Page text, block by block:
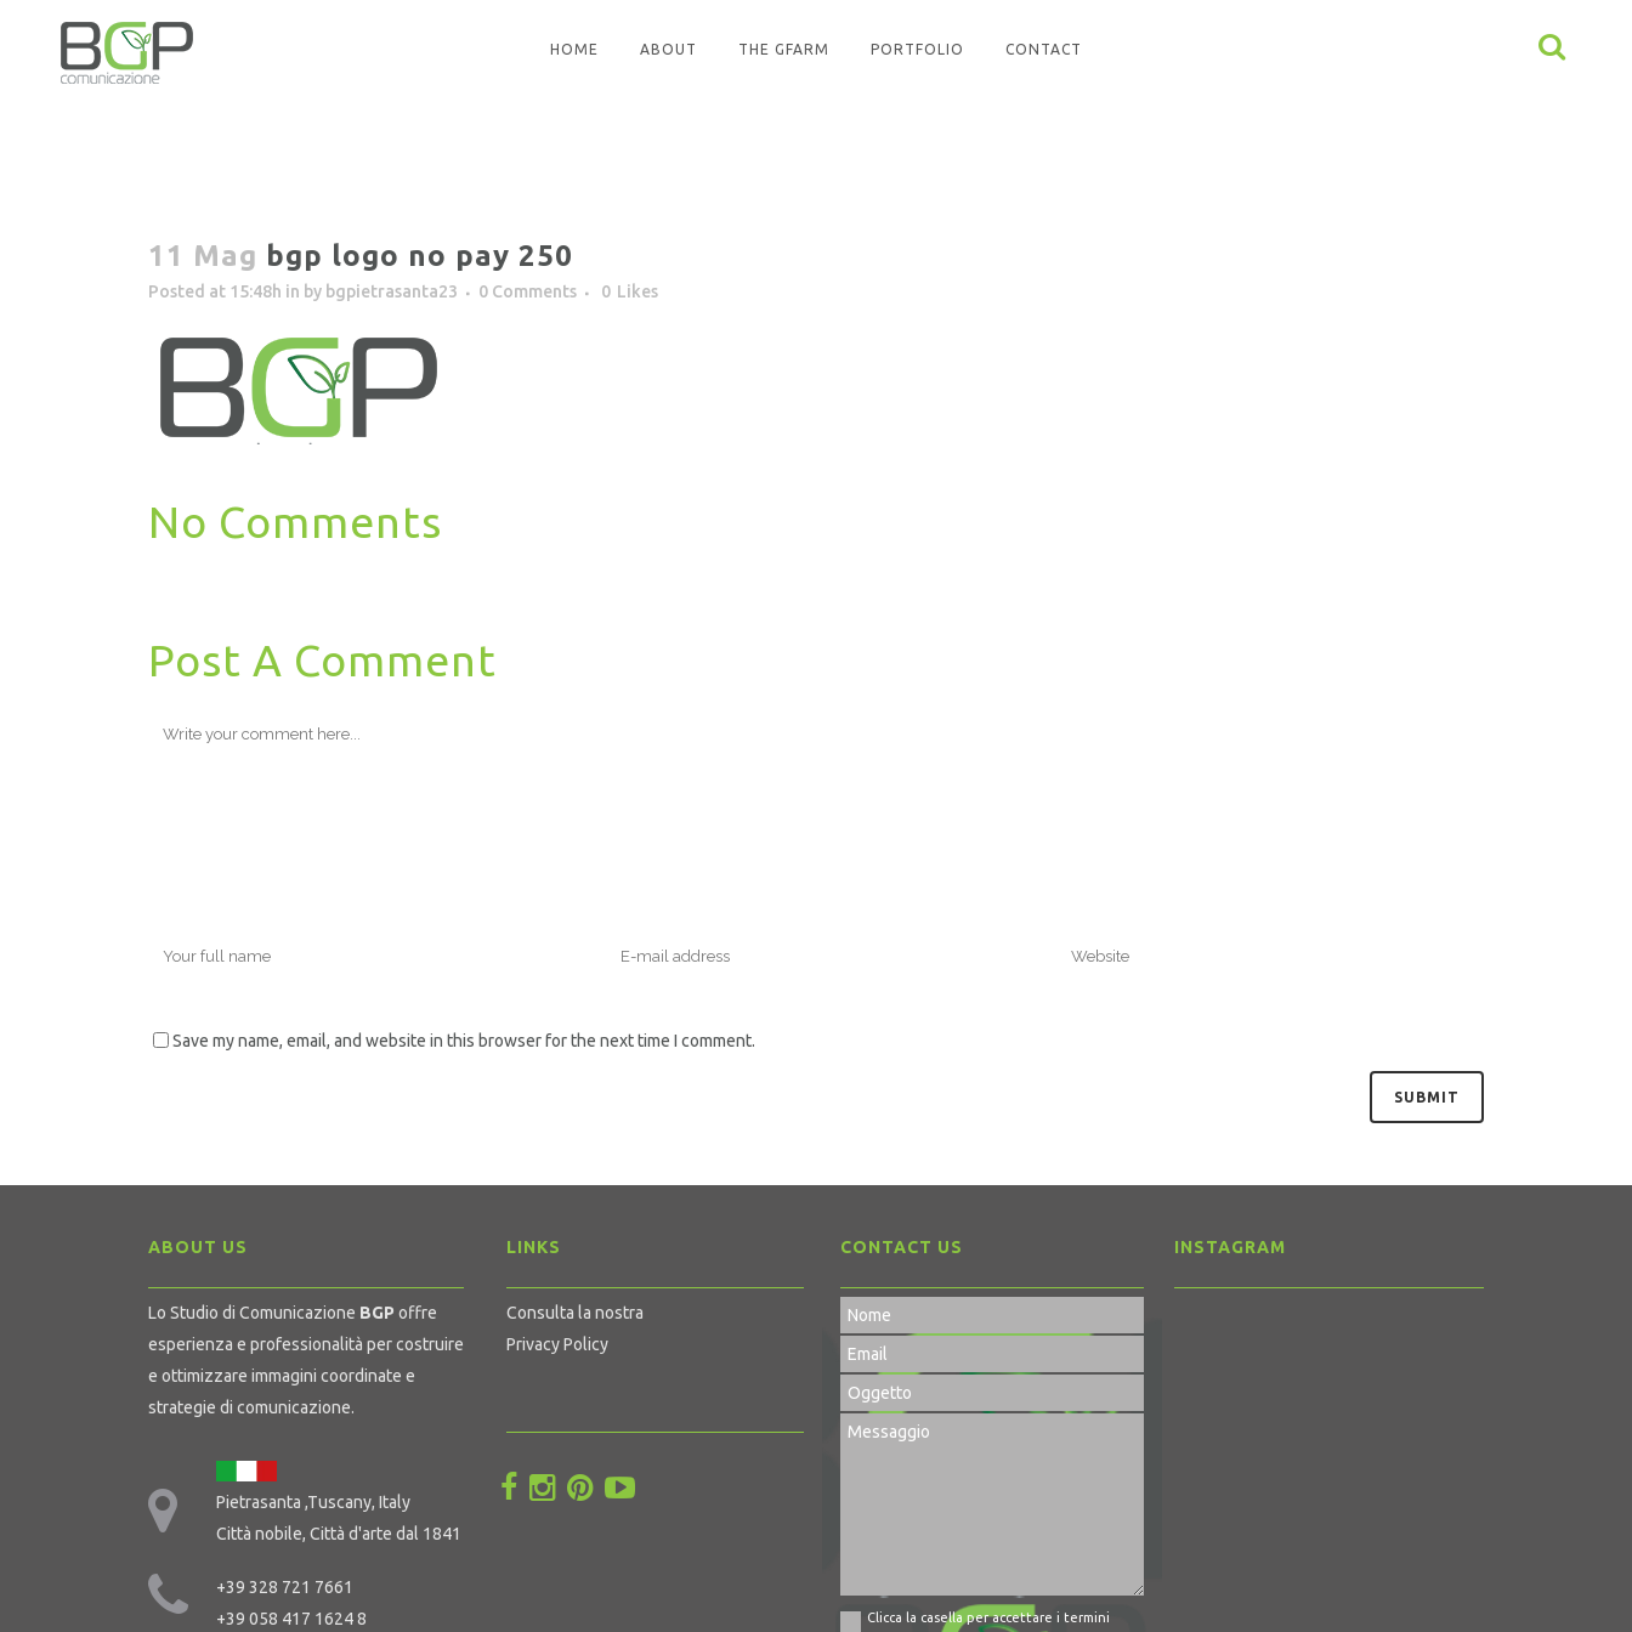
HOME ABOUT THE GFARM PORTFOLIO CONTACT
11 Mag bgp logo no pay 250
Posted at 15:48h in by bgpietrasanta23 0 Comments 0 Likes
No Comments
Post A Comment
Save my name, email, and website in this browser for the next time I comment.
ABOUT US
Lo Studio di Comunicazione BGP offre
esperienza e professionalità per costruire
e ottimizzare immagini coordinate e
strategie di comunicazione.
Pietrasanta ,Tuscany, Italy
Città nobile, Città d'arte dal 1841
+39 328 721 7661
+39 058 417 1624 8
LINKS
Consulta la nostra
Privacy Policy
CONTACT US
Clicca la casella per accettare i termini
INSTAGRAM